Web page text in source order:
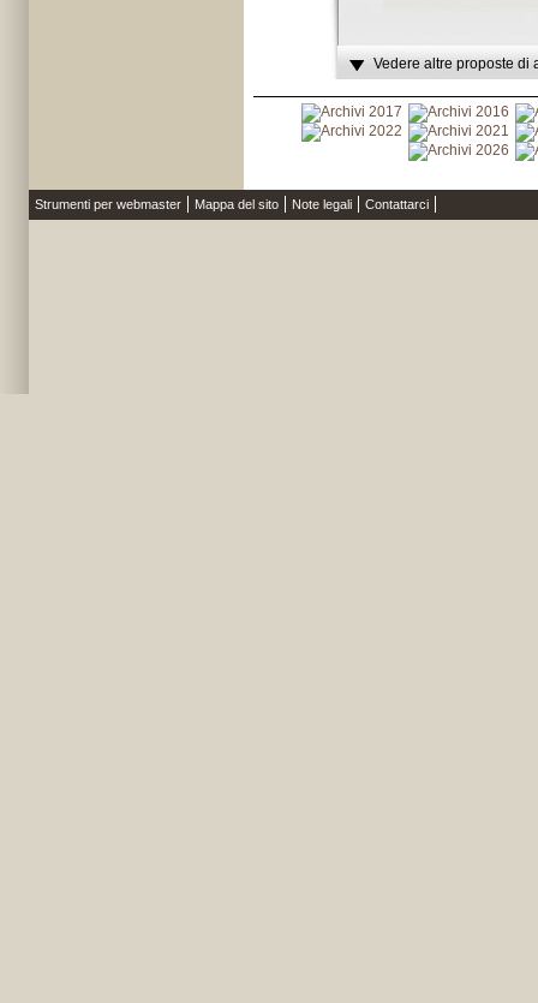
Vedere altre proposte di
Strumenti per webmaster Mappa del sito Note legali Contattarci